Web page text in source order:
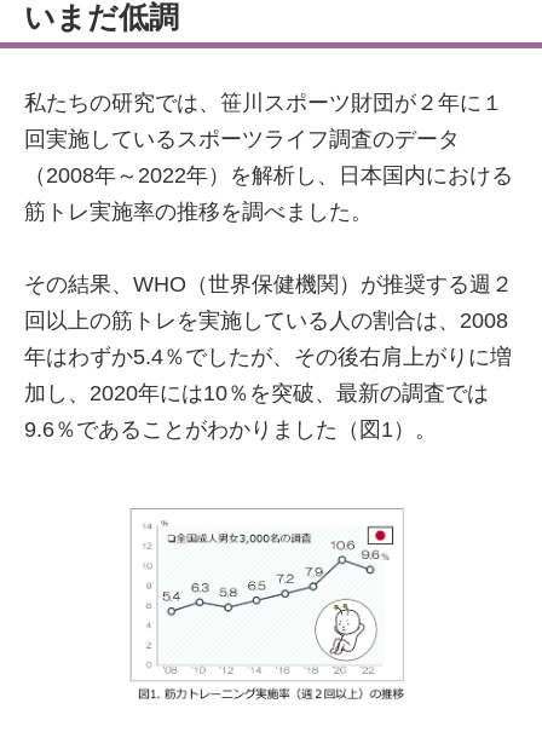
いまだ低調
私たちの研究では、笹川スポーツ財団が２年に１
回実施しているスポーツライフ調査のデータ
（2008年～2022年）を解析し、日本国内における
筋トレ実施率の推移を調べました。
その結果、WHO（世界保健機関）が推奨する週２
回以上の筋トレを実施している人の割合は、2008
年はわずか5.4％でしたが、その後右肩上がりに増
加し、2020年には10％を突破、最新の調査では
9.6％であることがわかりました（図1）。